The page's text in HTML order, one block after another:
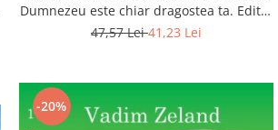
Dumnezeu este chiar dragostea ta. Editia
a 2-a
47,57 Lei41,23 Lei
-20%